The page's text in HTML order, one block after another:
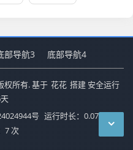
部导航3 底部导航4
权所有. 基于 花花 搭建 安全运行
天
号 运行时长：0.071秒 查
7 次